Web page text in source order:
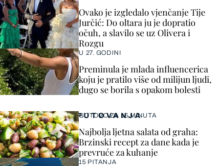
Ovako je izgledalo vjenčanje Tije
Jurčić: Do oltara ju je dopratio
očuh, a slavilo se uz Olivera i
Rozgu
U 27. GODINI
Preminula je mlada influencerica
koju je pratilo više od milijun ljudi,
dugo se borila s opakom bolesti
PUTOVANJA
GOTOVO ZA 15 MINUTA
Najbolja ljetna salata od graha:
Brzinski recept za dane kada je
prevruće za kuhanje
15 PITANJA